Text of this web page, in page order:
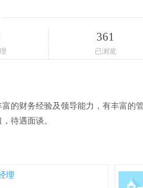
361
已浏览
的财务经验及领导能力，有丰富的
待遇面谈。
理